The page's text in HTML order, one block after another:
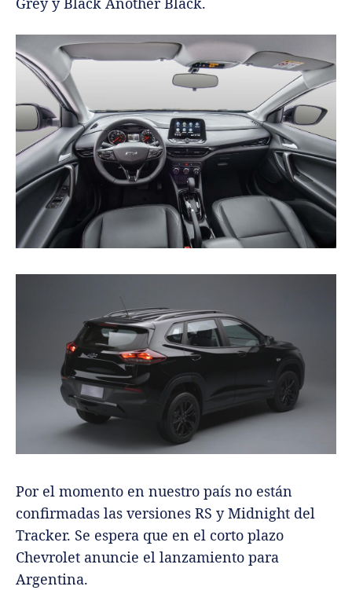
Por el momento en nuestro país no están
confirmadas las versiones RS y Midnight del
Tracker. Se espera que en el corto plazo
Chevrolet anuncie el lanzamiento para
Argentina.